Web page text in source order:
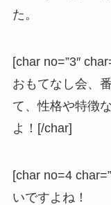
た。
[char no=”3″
おもてなし会、
て、性格や特徴
よ！[/char]
[char no=4 char=”
いですよね！